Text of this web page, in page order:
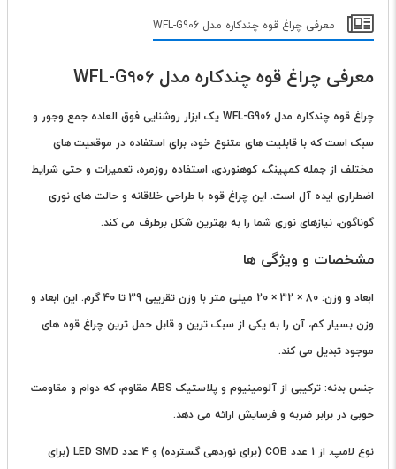
معرفی چراغ قوه چندکاره مدل WFL-G906
معرفی چراغ قوه چندکاره مدل WFL-G906
چراغ قوه چندکاره مدل WFL-G906 یک ابزار روشنایی فوق العاده جمع وجور و
سبک است که با قابلیت های متنوع خود، برای استفاده در موقعیت های
مختلف از جمله کمپینگ، کوهنوردی، استفاده روزمره، تعمیرات و حتی شرایط
اضطراری ایده آل است. این چراغ قوه با طراحی خلاقانه و حالت های نوری
گوناگون، نیازهای نوری شما را به بهترین شکل برطرف می کند.
مشخصات و ویژگی ها
ابعاد و وزن: 80 × 32 × 20 میلی متر با وزن تقریبی 39 تا 40 گرم. این ابعاد و
وزن بسیار کم، آن را به یکی از سبک ترین و قابل حمل ترین چراغ قوه های
موجود تبدیل می کند.
جنس بدنه: ترکیبی از آلومینیوم و پلاستیک ABS مقاوم، که دوام و مقاومت
خوبی در برابر ضربه و فرسایش ارائه می دهد.
نوع لامپ: از 1 عدد COB (برای نوردهی گسترده) و 4 عدد LED SMD (برای